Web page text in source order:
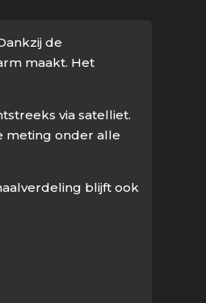
de
maakt. Het
via satelliet.
meting onder alle
blijft ook